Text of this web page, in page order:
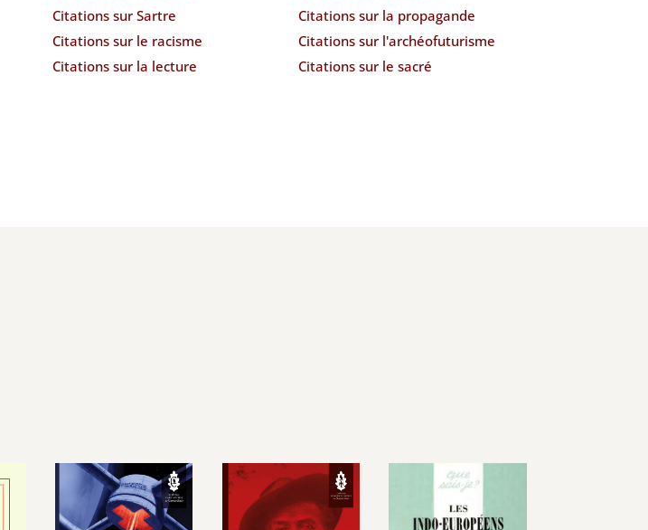
Citations sur Sartre
Citations sur le racisme
Citations sur la lecture
Citations sur la propagande
Citations sur l'archéofuturisme
Citations sur le sacré